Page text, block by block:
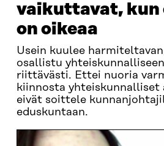
vaikuttavat, kun
on oikeaa
Usein kuulee
osallistu
riittävästi. Ettei nuoria
kiinnosta yhteiskunnalliset
eivät soittele
eduskuntaan.